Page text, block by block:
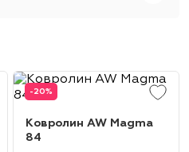
-20%
Ковролин AW Magma
84